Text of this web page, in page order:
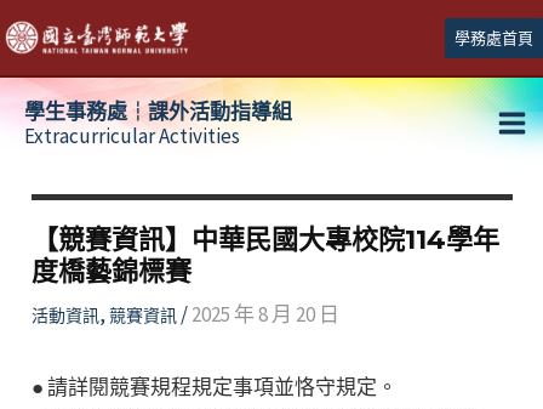
跳
至
主
學務處首頁
學生事務處┆課外活動指導組
Extracurricular Activities
【競賽資訊】中華民國大專校院114學年
度橋藝錦標賽
活動資訊, 競賽資訊/2025 年 8 月 20 日
● 請詳閱競賽規程規定事項並恪守規定。